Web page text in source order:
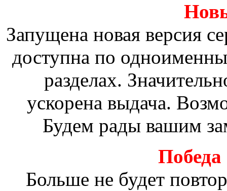
Запущена новая версия
доступна по
разделах.
ускорена выдача.
Будем рады вашим
Больше не будет